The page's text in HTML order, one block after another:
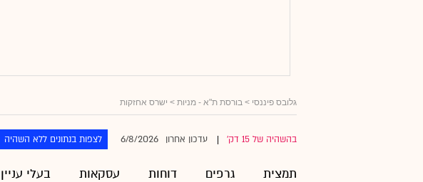
גלובס פיננסי > בורסת ת"א - מניות > ישרס אחזקות
בהשהיה של 15 דק' עדכון אחרון 6/8/2026 לצפות בנתונים ללא השהיה
תמצית גרפים דוחות עסקאות בעלי עניין